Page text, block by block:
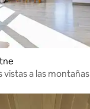
vistas a las montañas